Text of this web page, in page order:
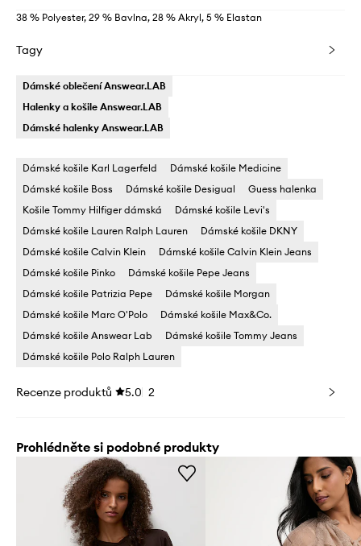
38 % Polyester, 29 % Bavlna, 28 % Akryl, 5 % Elastan
Tagy
Dámské oblečení Answear.LAB
Halenky a košile Answear.LAB
Dámské halenky Answear.LAB
Dámské košile Karl Lagerfeld
Dámské košile Medicine
Dámské košile Boss
Dámské košile Desigual
Guess halenka
Košile Tommy Hilfiger dámská
Dámské košile Levi's
Dámské košile Lauren Ralph Lauren
Dámské košile DKNY
Dámské košile Calvin Klein
Dámské košile Calvin Klein Jeans
Dámské košile Pinko
Dámské košile Pepe Jeans
Dámské košile Patrizia Pepe
Dámské košile Morgan
Dámské košile Marc O'Polo
Dámské košile Max&Co.
Dámské košile Answear Lab
Dámské košile Tommy Jeans
Dámské košile Polo Ralph Lauren
Recenze produktů 5.0 2
Prohlédněte si podobné produkty